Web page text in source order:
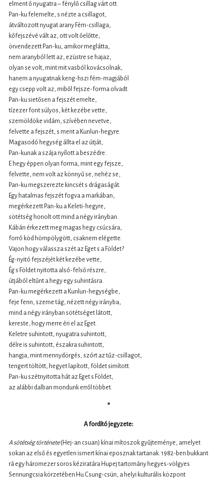
elment ő nyugatra – fénylő csillag várt ott.
Pan-ku felemelte, s nézte a csillagot,
átváltozott nyugat arany Fém-csillaga,
kőfejszévé vált az, ott volt őelőtte,
örvendezett Pan-ku, amikor meglátta,
nem aranyból lett az, ezüstre se hajaz,
olyan se volt, mint mit vasból kovácsolnak,
hanem a nyugatnak keng-hszi fém-magjából
egy csepp volt az, miből fejsze-forma olvadt.
Pan-ku sietősen a fejszét emelte,
tízezer font súlyos, két kezébe vette,
szemöldöke vidám, szívében nevetve,
felvette a fejszét, s ment a Kunlun-hegyre.
Magasodó hegység állta el az útját,
Pan-kunak a szája nyílott a beszédre.
E hegy éppen olyan forma, mint egy fejsze,
felvette, nem volt az könnyű se, nehéz se,
Pan-ku megszerezte kincsét s drágaságát.
Egy hatalmas fejszét fogva a markában,
megérkezett Pan-ku a Keleti-hegyre,
sötétség honolt ott mind a négy irányban.
Kábán érkezett meg magas hegy csúcsára,
forró köd hömpölygött, csaknem elégette.
Vajon hogy válassza szét az Eget s a Földet?
Ég-nyitó fejszéjét két kezébe vette,
Ég s Földet nyitotta alsó-felső részre,
útjából eltűnt a hegy egy suhintásra.
Pan-ku megérkezett a Kunlun-hegységbe,
feje fenn, szeme tág, nézett négy irányba,
mind a négy irányban sötétséget látott,
kereste, hogy merre éri el az Eget.
Keletre suhintott, nyugatra suhintott,
délre is suhintott, északra suhintott,
hangja, mint mennydörgés, szórt az tűz-csillagot,
tengert töltött, hegyet lapított, földet simított.
Pan-ku szétnyitotta hát az Eget s Földet,
az alábbi dalban mondunk erről többet.
*
A fordító jegyzete:
A sötétség története(Hej-an csuan) kínai mítoszok gyűjteménye, amelyet
sokan az első és egyetlen ismert kínai eposznak tartanak. 1982-ben bukkant
rá egy háromezer soros kéziratára Hupej tartomány hegyes-völgyes
Sennungcsia körzetében Hu Csung-csün, a helyi kulturális központ